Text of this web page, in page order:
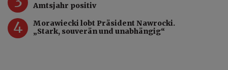
Amtsjahr positiv
4
Morawiecki lobt Präsident Nawrocki.
„Stark, souverän und unabhängig“